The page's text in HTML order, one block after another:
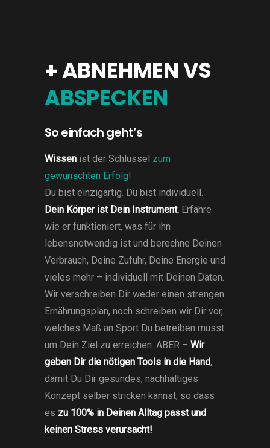
+ ABNEHMEN VS
ABSPECKEN
So einfach geht’s
Wissen ist der Schlüssel zum
gewünschten Erfolg!
Du bist einzigartig. Du bist individuell.
Dein Körper ist Dein Instrument. Erfahre
wie er funktioniert, was für ihn
lebensnotwendig ist und berechne Deinen
Verbrauch, Deine Zufuhr, Deine Energie und
vieles mehr – individuell mit Deinen Daten.
Wir verschreiben Dir weder einen strengen
Ernährungsplan, noch schreiben wir Dir vor,
welches Maß an Sport Du betreiben musst
um Dein Ziel zu erreichen. ABER – Wir
geben Dir die nötigen Tools in die Hand,
damit Du Dir gesundes, nachhaltiges
Konzept selber stricken kannst, so dass
es zu 100% in Deinen Alltag passt und
keinen Stress verursacht!